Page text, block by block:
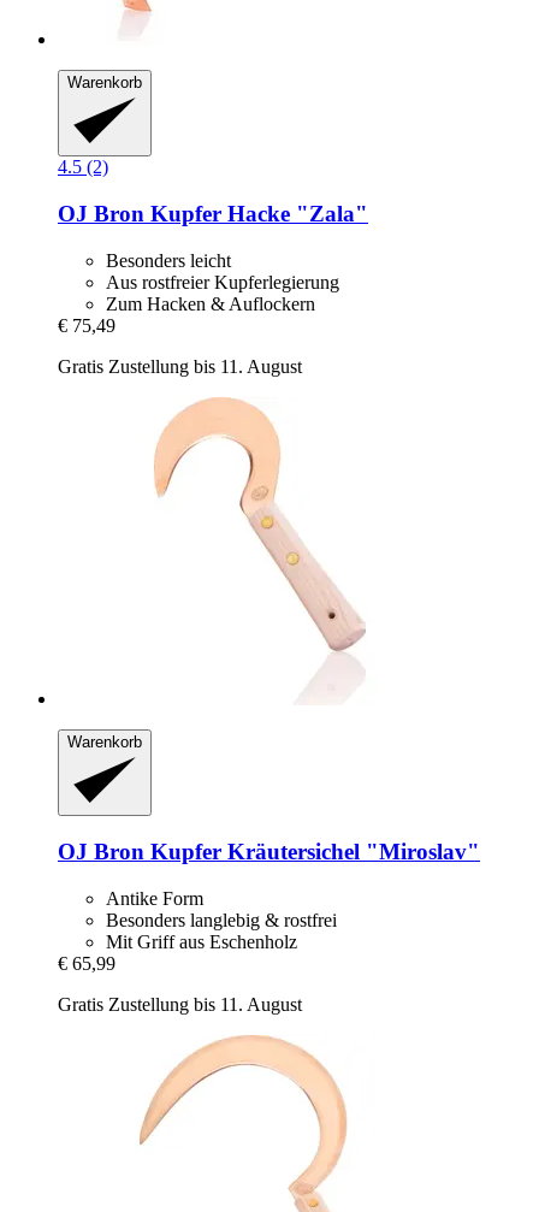
Warenkorb
4.5 (2)
OJ Bron Kupfer Hacke "Zala"
Besonders leicht
Aus rostfreier Kupferlegierung
Zum Hacken & Auflockern
€ 75,49
Gratis Zustellung bis 11. August
Warenkorb
OJ Bron Kupfer Kräutersichel "Miroslav"
Antike Form
Besonders langlebig & rostfrei
Mit Griff aus Eschenholz
€ 65,99
Gratis Zustellung bis 11. August